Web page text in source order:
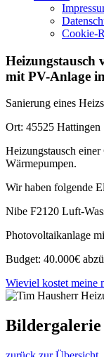
Cookie-
Heizungstausch
mit PV-Anlage
Sanierung eines
Ort: 45525 Hattingen
Heizungstausch
Wärmepumpen.
Wir haben folgende
Nibe F2120 Luft-
Photovoltaikanlage
Budget: 40.000€
Wieviel kostet meine
Bildergalerie